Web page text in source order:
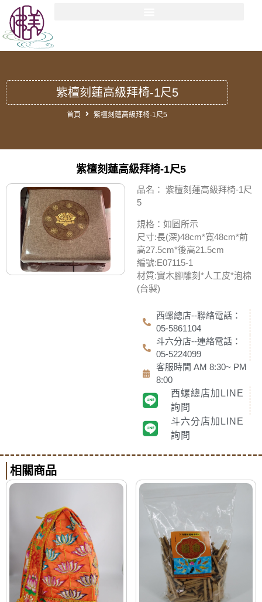
紫檀刻蓮高級拜椅-1尺5
首頁 紫檀刻蓮高級拜椅-1尺5
紫檀刻蓮高級拜椅-1尺5
品名： 紫檀刻蓮高級拜椅-1尺
5
規格： 如圖所示
尺寸:長(深)48cm*寬48cm*前
高27.5cm*後高21.5cm
編號:E07115-1
材質:實木腳雕刻*人工皮*泡棉
(台製)
西螺總店--聯絡電話：
05-5861104
斗六分店--連絡電話：
05-5224099
客服時間 AM 8:30~ PM
8:00
西螺總店加LINE
詢問
斗六分店加LINE
詢問
相關商品